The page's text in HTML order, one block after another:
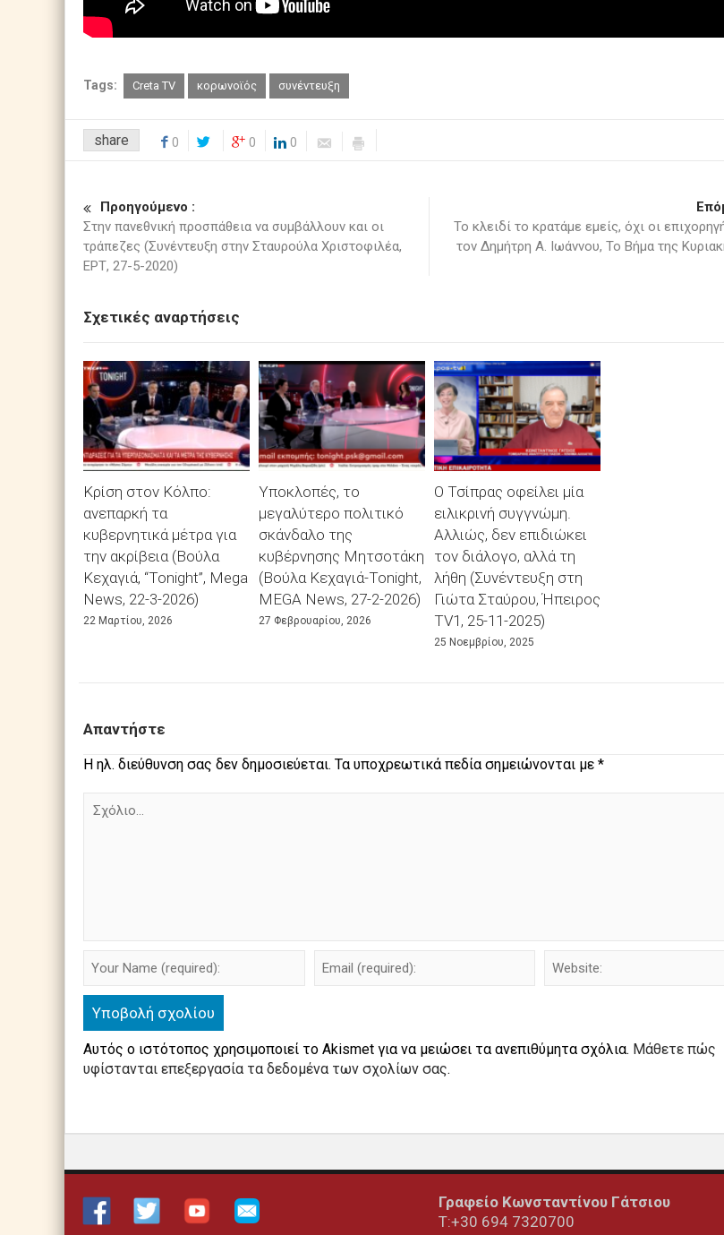
Tags: Creta TV κορωνοϊός συνέντευξη
share 0 0 0
Προηγούμενο :
Στην πανεθνική προσπάθεια να συμβάλλουν και οι
τράπεζες (Συνέντευξη στην Σταυρούλα Χριστοφιλέα,
ΕΡΤ, 27-5-2020)
Το κλειδί το κρατάμε εμείς, όχι οι
τον Δημήτρη Α. Ιωάννου, Το Βήμα της
Σχετικές αναρτήσεις
Κρίση στον Κόλπο:
ανεπαρκή τα
κυβερνητικά μέτρα για
την ακρίβεια (Βούλα
Κεχαγιά, “Tonight”, Mega
News, 22-3-2026)
22 Μαρτίου, 2026
Υποκλοπές, το
μεγαλύτερο πολιτικό
σκάνδαλο της
κυβέρνησης Μητσοτάκη
(Βούλα Κεχαγιά-Tonight,
MEGA News, 27-2-2026)
27 Φεβρουαρίου, 2026
Ο Τσίπρας οφείλει μία
ειλικρινή συγγνώμη.
Αλλιώς, δεν επιδιώκει
τον διάλογο, αλλά τη
λήθη (Συνέντευξη στη
Γιώτα Σταύρου, Ήπειρος
TV1, 25-11-2025)
25 Νοεμβρίου, 2025
Απαντήστε
Η ηλ. διεύθυνση σας δεν δημοσιεύεται. Τα υποχρεωτικά πεδία σημειώνονται με *
Αυτός ο ιστότοπος χρησιμοποιεί το Akismet για να μειώσει τα ανεπιθύμητα σχόλια. Μάθετε πώς
υφίστανται επεξεργασία τα δεδομένα των σχολίων σας.
Γραφείο Κωνσταντίνου Γάτσιου
Τ:+30 694 7320700